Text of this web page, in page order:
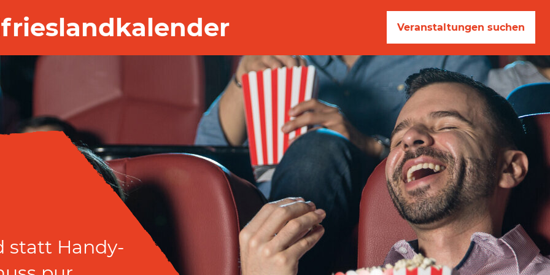
Veranstaltungen suchen
statt Handy-
statt Handy-